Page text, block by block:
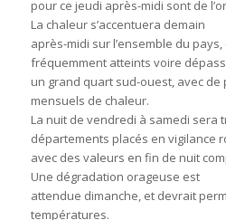
pour ce jeudi après-midi sont de
La chaleur s’accentuera demain
après-midi sur l’ensemble du pays,
fréquemment atteints voire
un grand quart sud-ouest, avec de
mensuels de chaleur.
La nuit de vendredi à samedi sera
départements placés en vigilance
avec des valeurs en fin de nuit
Une dégradation orageuse est
attendue dimanche, et devrait
températures.